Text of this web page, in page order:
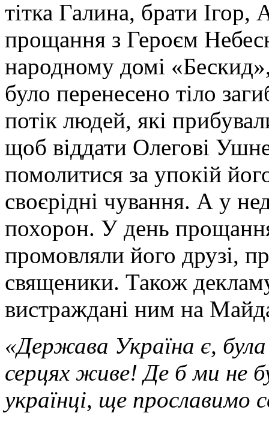
тітка Галина, брати
прощання з Героєм
народному домі
було перенесено тіло
потік людей, які
щоб віддати Олегові
помолитися за упокій
своєрідні чування. А у
похорон. У день
промовляли його друзі,
священики. Також
вистраждані ним на
«Держава Україна є, була
серцях живе! Де б ми не
українці, ще прославимо